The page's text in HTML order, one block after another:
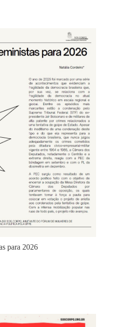
para 2026